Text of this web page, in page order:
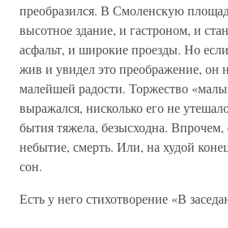
преобразился. В Смоленскую
высотное здание, и гастроном, и
асфальт, и широкие проезды. Но
жив и увидел это пре­ображение, он
малейшей радости. Торжество
выражался, нисколько его не
бытия тяжела, безысходна.
небытие, смерть. Или, на худой
сон.
Есть у него стихотворение «В